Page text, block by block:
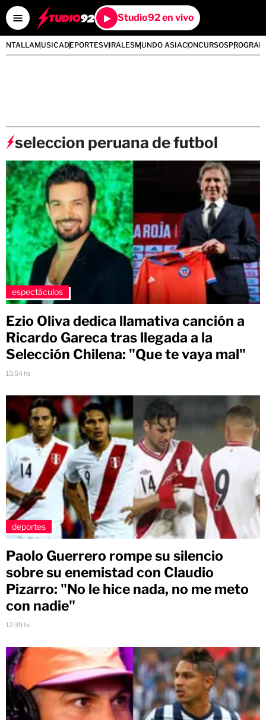
Studio92 en vivo
MUSICADEPORTESVIRALESMUNDO ASIACONCURSOS
seleccion peruana de futbol
espectáculos
Ezio Oliva dedica llamativa canción a
Ricardo Gareca tras llegada a la
Selección Chilena: "Que te vaya mal"
15:54 hs
deportes
Paolo Guerrero rompe su silencio
sobre su enemistad con Claudio
Pizarro: "No le hice nada, no me meto
con nadie"
12:39 hs